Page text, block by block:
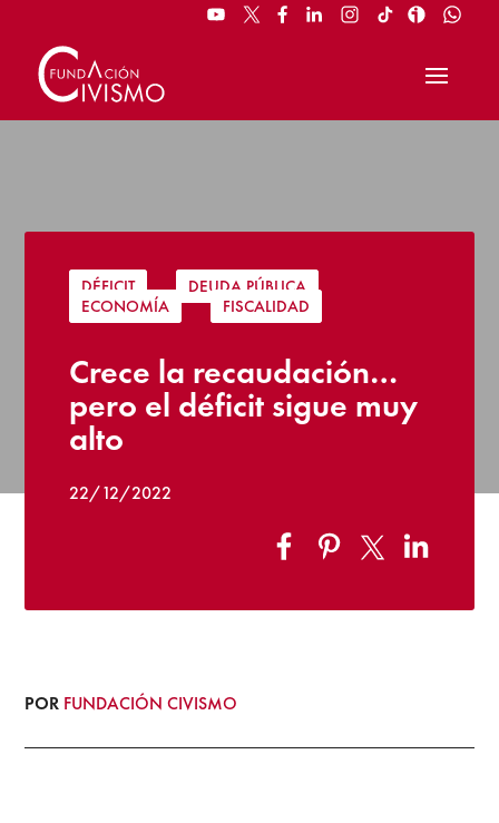
DÉFICIT | DEUDA PÚBLICA
ECONOMÍA
| FISCALIDAD
Crece la recaudación…
pero el déficit sigue muy
alto
22/12/2022
POR FUNDACIÓN CIVISMO